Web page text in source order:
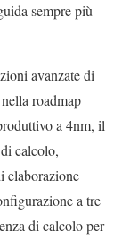
sempre più
avanzate di
roadmap
a 4nm, il
calcolo,
elaborazione
a tre
di calcolo per